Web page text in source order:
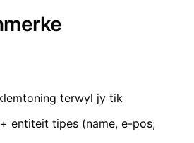
terwyl jy tik
entiteit tipes (name, e-pos,